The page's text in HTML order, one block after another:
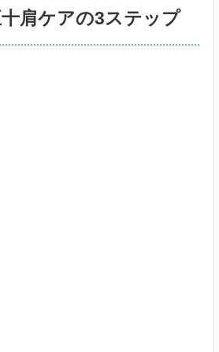
十肩ケアの3ステップ